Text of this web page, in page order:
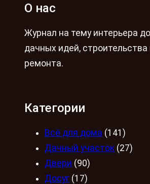
О нас
Журнал на тему интерьера
дачных идей, строительства
ремонта.
Категории
Всё для дома (141)
Дачный участок (27)
Двери (90)
Досуг (17)